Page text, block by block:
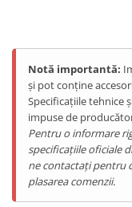
Telefoane Mobile
Tablete Blackview
Casti Audio Blackview
Produse Fossibot
Telefoane Mobile
Tablete Fossibot
Produse Oukitel
Telefoane Mobile
Notă importantă:
și pot conține
Specificațiile tehnice
impuse de
Pentru o informare
specificațiile oficiale
ne contactați pentru
plasarea comenzii.